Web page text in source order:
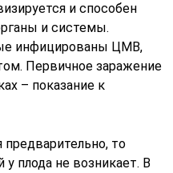
и способен
и системы.
инфицированы ЦМВ,
Первичное заражение
– показание к
то
плода не возникает. В